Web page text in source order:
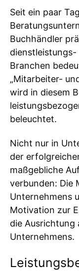
Seit ein paar
Buchhändler
Branchen
„Mitarbeiter-
wird in diesem
beleuchtet.
Nicht nur in
der
maßgebliche
verbunden: Die
Unternehmens
Motivation zur
die Ausrichtung
Unternehmens.